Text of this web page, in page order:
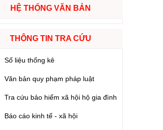
HỆ THỐNG VĂN BẢN
THÔNG TIN TRA CỨU
Số liệu thống kê
Văn bản quy phạm pháp luật
Tra cứu bảo hiểm xã hội hộ gia đình
Báo cáo kinh tế - xã hội